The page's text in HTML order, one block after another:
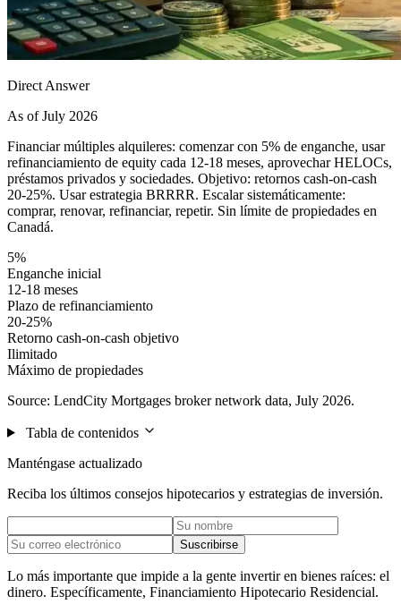
Direct Answer
As of July 2026
Financiar múltiples alquileres: comenzar con 5% de enganche, usar
refinanciamiento de equity cada 12-18 meses, aprovechar HELOCs,
préstamos privados y sociedades. Objetivo: retornos cash-on-cash
20-25%. Usar estrategia BRRRR. Escalar sistemáticamente:
comprar, renovar, refinanciar, repetir. Sin límite de propiedades en
Canadá.
5%
Enganche inicial
12-18 meses
Plazo de refinanciamiento
20-25%
Retorno cash-on-cash objetivo
Ilimitado
Máximo de propiedades
Source: LendCity Mortgages broker network data, July 2026.
Tabla de contenidos
Manténgase actualizado
Reciba los últimos consejos hipotecarios y estrategias de inversión.
Suscribirse
Lo más importante que impide a la gente invertir en bienes raíces: el
dinero. Específicamente, Financiamiento Hipotecario Residencial.